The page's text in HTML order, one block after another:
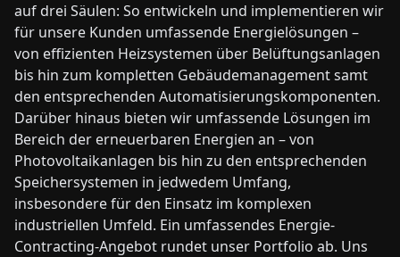
auf drei Säulen: So entwickeln und implementieren wir
für unsere Kunden umfassende Energielösungen –
von effizienten Heizsystemen über Belüftungsanlagen
bis hin zum kompletten Gebäudemanagement samt
den entsprechenden Automatisierungskomponenten.
Darüber hinaus bieten wir umfassende Lösungen im
Bereich der erneuerbaren Energien an – von
Photovoltaikanlagen bis hin zu den entsprechenden
Speichersystemen in jedwedem Umfang,
insbesondere für den Einsatz im komplexen
industriellen Umfeld. Ein umfassendes Energie-
Contracting-Angebot rundet unser Portfolio ab. Uns